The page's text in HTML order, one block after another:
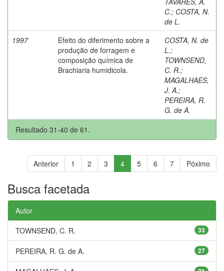
C.; COSTA, N.
de L.
1997
Efeito do diferimento sobre a
produção de forragem e
composição química de
Brachiaria humidicola.
COSTA, N. de
L.;
TOWNSEND,
C. R.;
MAGALHAES,
J. A.;
PEREIRA, R.
G. de A.
Resultado 31-40 de 61.
Anterior 1 2 3 4 5 6 7 Póximo
Busca facetada
Autor
33
TOWNSEND, C. R.
27
PEREIRA, R. G. de A.